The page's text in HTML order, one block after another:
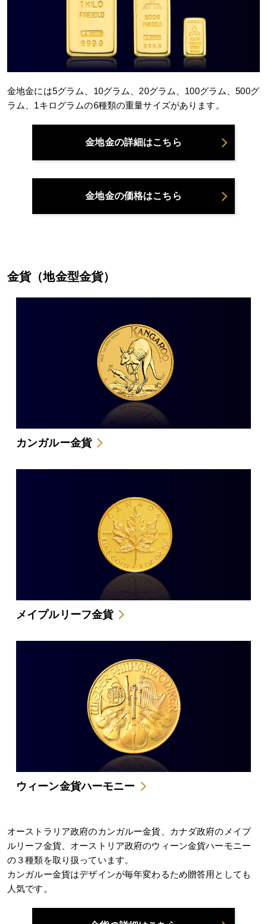
金地金には5グラム、10グラム、20グラム、100グラム、500グ
ラム、1キログラムの6種類の重量サイズがあります。
金地金の詳細はこちら
金地金の価格はこちら
金貨（地金型金貨）
カンガルー金貨
メイプルリーフ金貨
ウィーン金貨ハーモニー
オーストラリア政府のカンガルー金貨、カナダ政府のメイプ
ルリーフ金貨、オーストリア政府のウィーン金貨ハーモニー
の３種類を取り扱っています。
カンガルー金貨はデザインが毎年変わるため贈答用としても
人気です。